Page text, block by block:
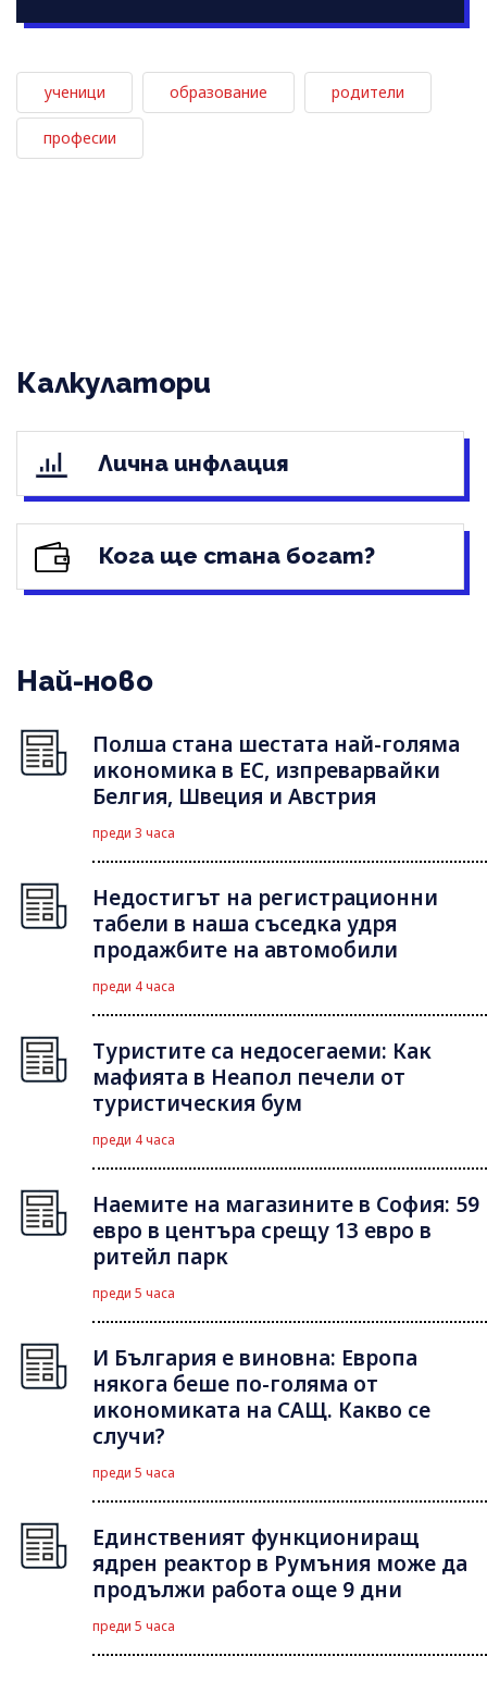
ученици образование родители
професии
Калкулатори
Лична инфлация
Кога ще стана богат?
Най-ново
Полша стана шестата най-голяма
икономика в ЕС, изпреварвайки
Белгия, Швеция и Австрия
преди 3 часа
Недостигът на регистрационни
табели в наша съседка удря
продажбите на автомобили
преди 4 часа
Туристите са недосегаеми: Как
мафията в Неапол печели от
туристическия бум
преди 4 часа
Наемите на магазините в София: 59
евро в центъра срещу 13 евро в
ритейл парк
преди 5 часа
И България е виновна: Европа
някога беше по-голяма от
икономиката на САЩ. Какво се
случи?
преди 5 часа
Единственият функциониращ
ядрен реактор в Румъния може да
продължи работа още 9 дни
преди 5 часа